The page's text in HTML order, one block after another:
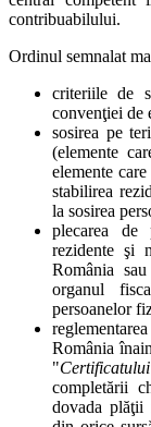
contribuabilului.
Ordinul semnalat
criteriile de
convenţiei de
sosirea pe
(elemente
elemente
stabilirea
la sosirea
plecarea de
rezidente şi
România
organul
persoanelor
România
"
completării
dovada plăţii